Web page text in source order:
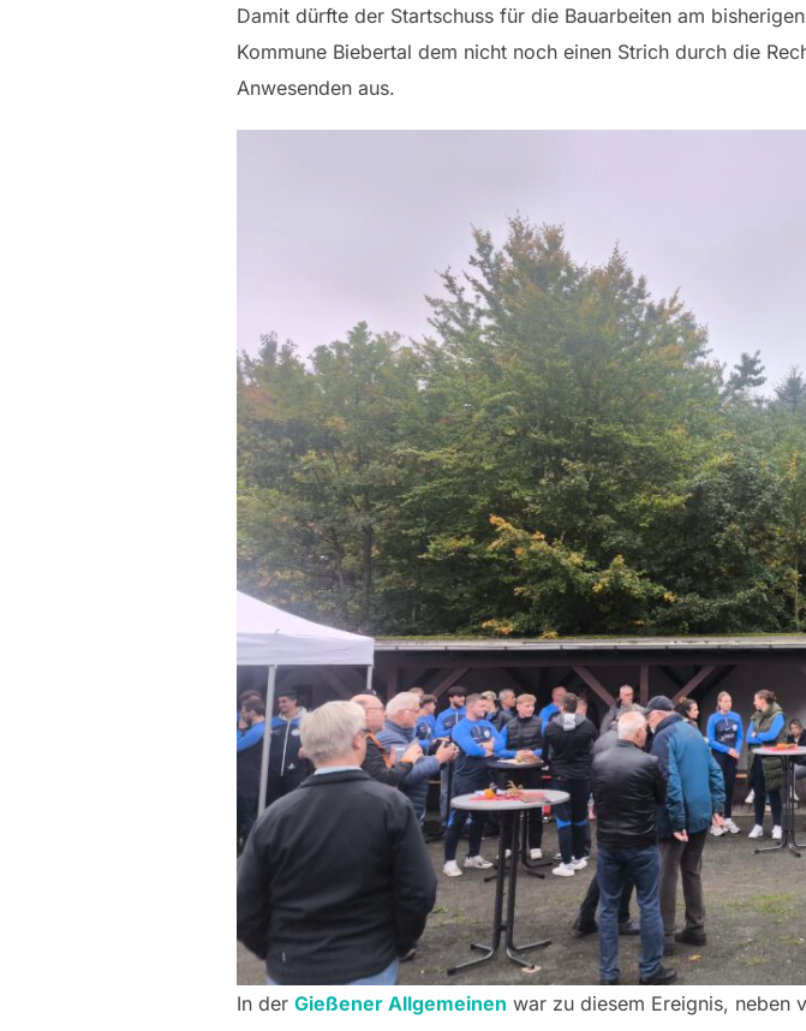
Damit dürfte der Startschuss für die Bauarbeiten am
Kommune Biebertal dem nicht noch einen Strich durch die
Anwesenden aus.
In der Gießener Allgemeinen war zu diesem Ereignis, neben